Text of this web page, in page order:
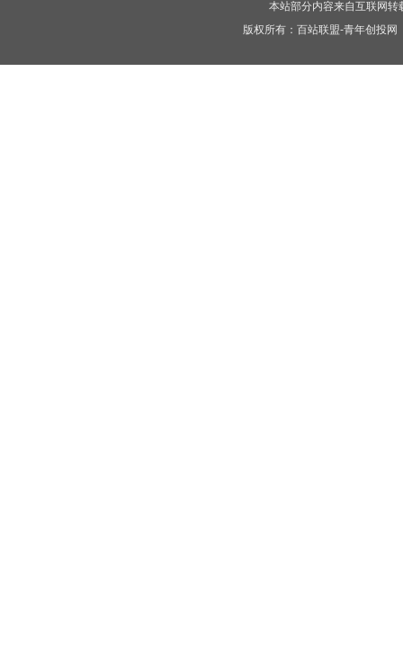
本站部分内容来自互联网
版权所有： 百站联盟-青年创投网